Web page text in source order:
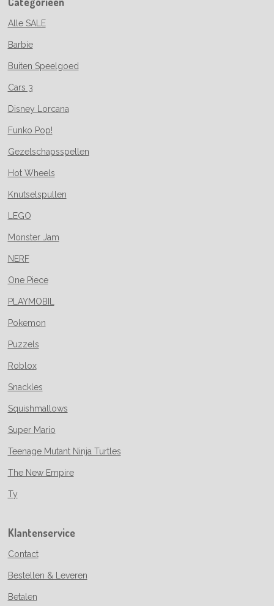
Alle SALE
Barbie
Buiten Speelgoed
Cars 3
Disney Lorcana
Funko Pop!
Gezelschapsspellen
Hot Wheels
Knutselspullen
LEGO
Monster Jam
NERF
One Piece
PLAYMOBIL
Pokemon
Puzzels
Roblox
Snackles
Squishmallows
Super Mario
Teenage Mutant Ninja Turtles
The New Empire
Ty
Klantenservice
Contact
Bestellen & Leveren
Betalen